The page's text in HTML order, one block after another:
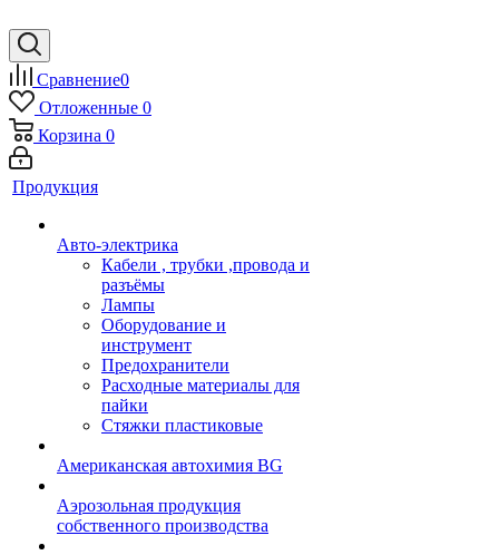
Сравнение0
Отложенные 0
Корзина 0
Продукция
Авто-электрика
Кабели , трубки ,провода и
разъёмы
Лампы
Оборудование и
инструмент
Предохранители
Расходные материалы для
пайки
Стяжки пластиковые
Американская автохимия BG
Аэрозольная продукция
собственного производства